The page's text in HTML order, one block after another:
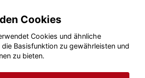
GmbH 2020 - 2026
Cookies
Cookies und ähnliche
Basisfunktion zu gewährleisten und
zu bieten.